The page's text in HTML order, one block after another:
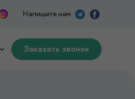
Напишите нам
Заказать звонок